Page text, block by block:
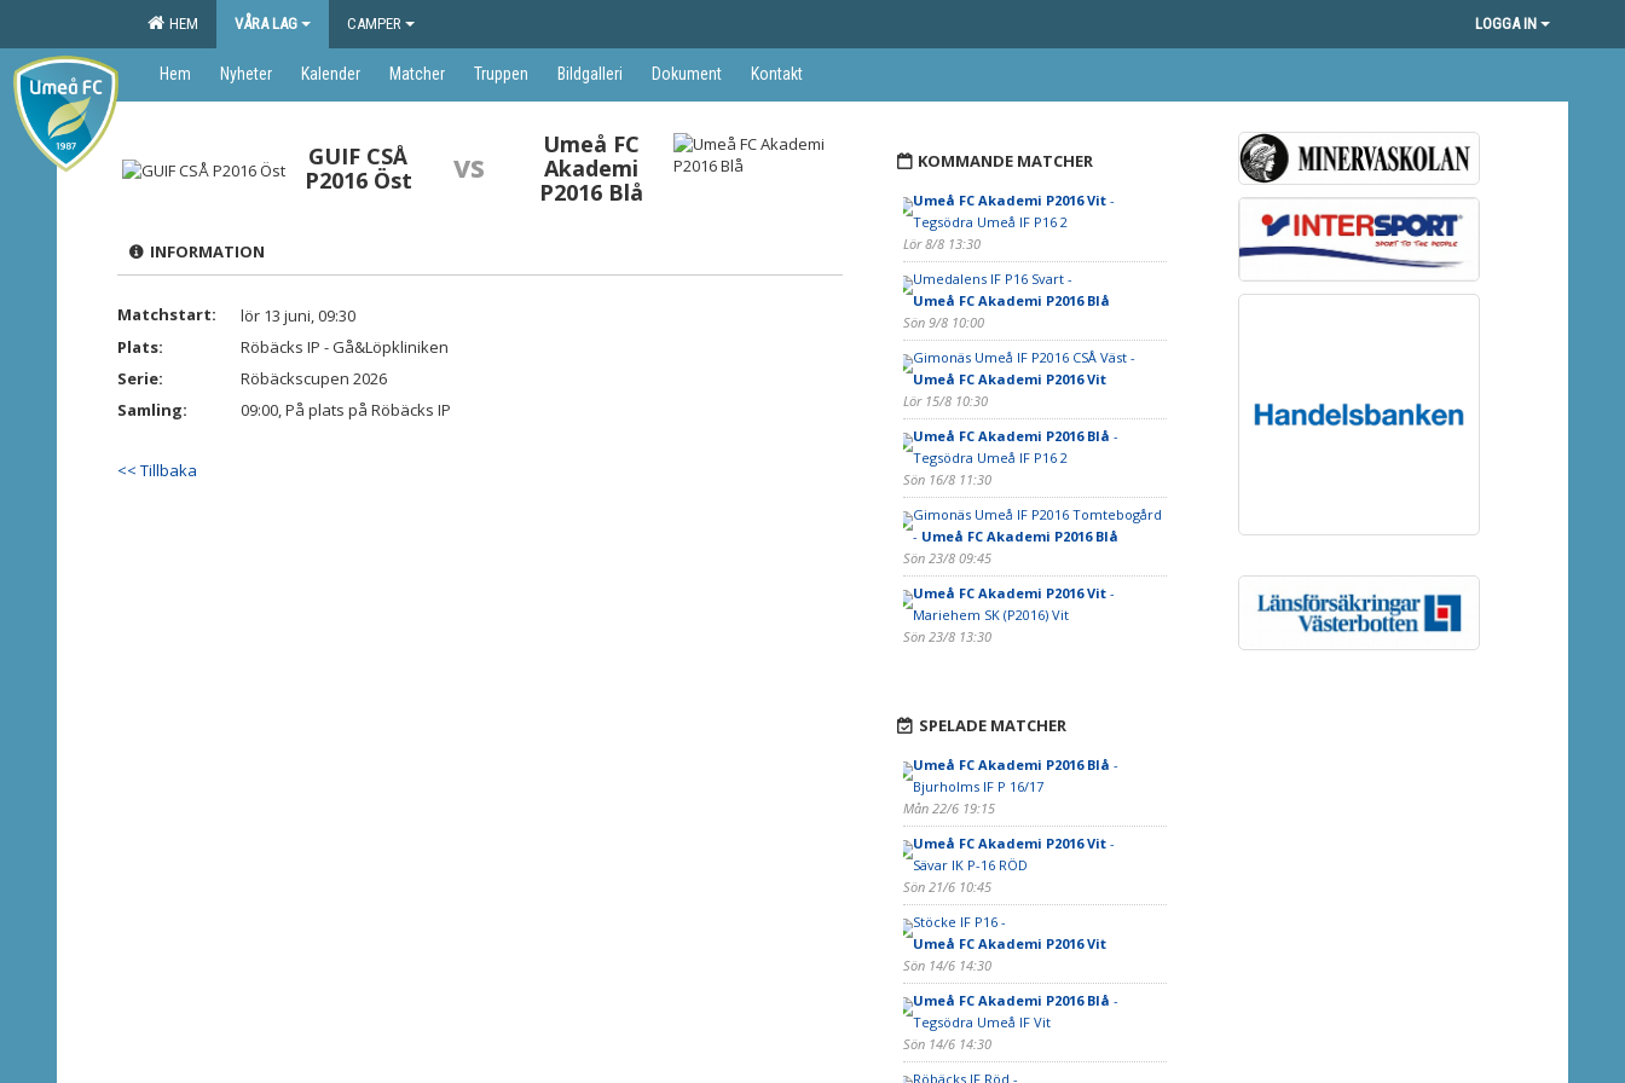
HEM VÅRA LAG CAMPER LOGGA IN
Hem Nyheter Kalender Matcher Truppen Bildgalleri Dokument Kontakt
GUIF CSÅ
P2016 Öst
vs
Umeå FC
Akademi
P2016 Blå
INFORMATION
Matchstart:
lör 13 juni, 09:30
Plats:
Röbäcks IP - Gå&Löpkliniken
Serie:
Röbäckscupen 2026
Samling:
09:00, På plats på Röbäcks IP
<< Tillbaka
KOMMANDE MATCHER
Umeå FC Akademi P2016 Vit-
Tegsödra Umeå IF P16 2
Lör 8/8 13:30
Umedalens IF P16 Svart -
Umeå FC Akademi P2016 Blå
Sön 9/8 10:00
Gimonäs Umeå IF P2016 CSÅ Väst -
Umeå FC Akademi P2016 Vit
Lör 15/8 10:30
Umeå FC Akademi P2016 Blå -
Tegsödra Umeå IF P16 2
Sön 16/8 11:30
Gimonäs Umeå IF P2016 Tomtebogård
- Umeå FC Akademi P2016 Blå
Sön 23/8 09:45
Umeå FC Akademi P2016 Vit-
Mariehem SK (P2016) Vit
Sön 23/8 13:30
SPELADE MATCHER
Umeå FC Akademi P2016 Blå -
Bjurholms IF P 16/17
Mån 22/6 19:15
Umeå FC Akademi P2016 Vit-
Sävar IK P-16 RÖD
Sön 21/6 10:45
Stöcke IF P16 -
Umeå FC Akademi P2016 Vit
Sön 14/6 14:30
Umeå FC Akademi P2016 Blå -
Tegsödra Umeå IF Vit
Sön 14/6 14:30
Röbäcks IF Röd -